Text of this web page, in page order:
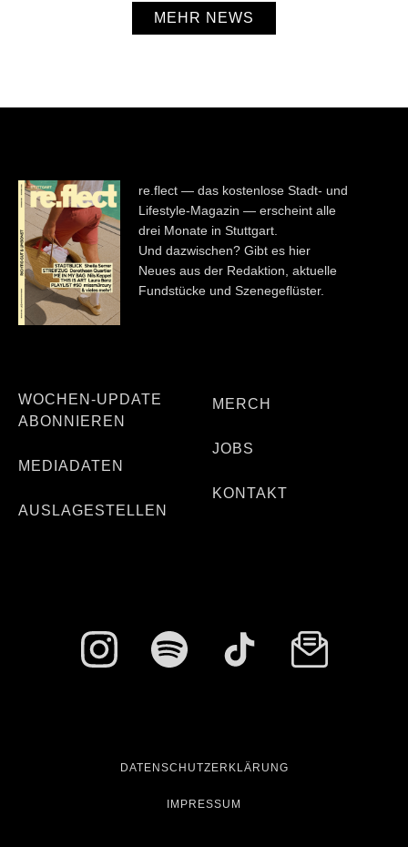
MEHR NEWS
re.flect — das kostenlose Stadt- und
Lifestyle-Magazin — erscheint alle
drei Monate in Stuttgart.
Und dazwischen? Gibt es hier
Neues aus der Redaktion, aktuelle
Fundstücke und Szenegeflüster.
WOCHEN-UPDATE
ABONNIEREN
MEDIADATEN
AUSLAGESTELLEN
MERCH
JOBS
KONTAKT
DATENSCHUTZERKLÄRUNG
IMPRESSUM